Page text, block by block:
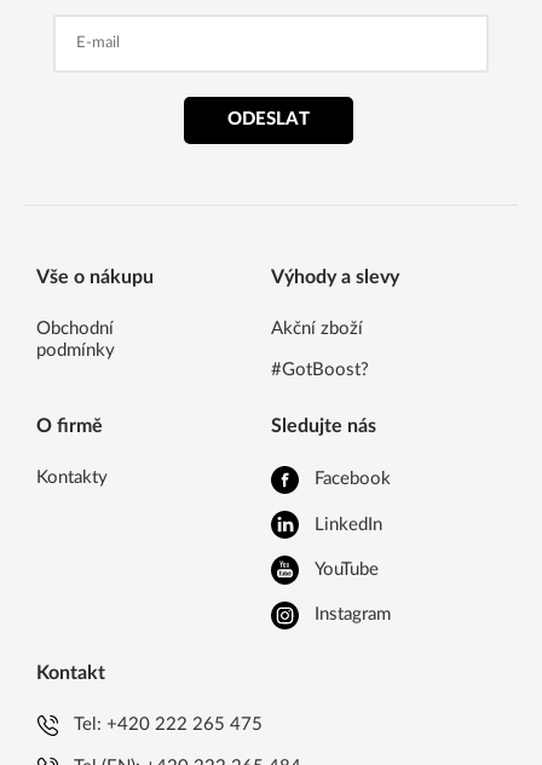
ODESLAT
Vše o nákupu
Obchodní
podmínky
Výhody a slevy
Akční zboží
#GotBoost?
O firmě
Kontakty
Sledujte nás
Facebook
LinkedIn
YouTube
Instagram
Kontakt
Tel:+420 222 265 475